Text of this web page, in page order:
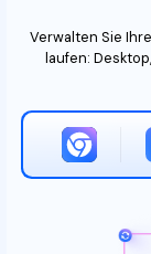
Verwalten Sie
laufen: